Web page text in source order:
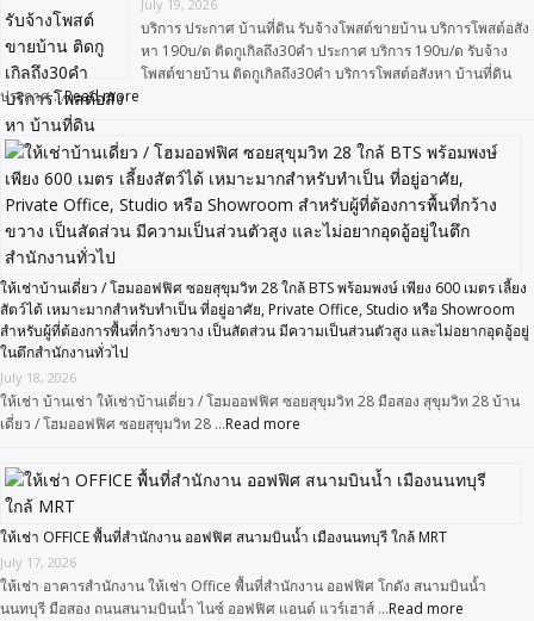
July 19, 2026
บริการ ประกาศ บ้านที่ดิน รับจ้างโพสต์ขายบ้าน บริการโพสต์อสัง
หา 190บ/ด ติดกูเกิลถึง30คำ ประกาศ บริการ 190บ/ด รับจ้าง
โพสต์ขายบ้าน ติดกูเกิลถึง30คำ บริการโพสต์อสังหา บ้านที่ดิน
ประกาศ …Read more
ให้เช่าบ้านเดี่ยว / โฮมออฟฟิศ ซอยสุขุมวิท 28 ใกล้ BTS พร้อมพงษ์ เพียง 600 เมตร เลี้ยง
สัตว์ได้ เหมาะมากสำหรับทำเป็น ที่อยู่อาศัย, Private Office, Studio หรือ Showroom
สำหรับผู้ที่ต้องการพื้นที่กว้างขวาง เป็นสัดส่วน มีความเป็นส่วนตัวสูง และไม่อยากอุดอู้อยู่
ในตึกสำนักงานทั่วไป
July 18, 2026
ให้เช่า บ้านเช่า ให้เช่าบ้านเดี่ยว / โฮมออฟฟิศ ซอยสุขุมวิท 28 มือสอง สุขุมวิท 28 บ้าน
เดี่ยว / โฮมออฟฟิศ ซอยสุขุมวิท 28 …Read more
ให้เช่า OFFICE พื้นที่สำนักงาน ออฟฟิศ สนามบินน้ำ เมืองนนทบุรี ใกล้ MRT
July 17, 2026
ให้เช่า อาคารสำนักงาน ให้เช่า Office พื้นที่สำนักงาน ออฟฟิศ โกดัง สนามบินน้ำ
นนทบุรี มือสอง ถนนสนามบินน้ำ ไนซ์ ออฟฟิศ แอนด์ แวร์เฮาส์ …Read more